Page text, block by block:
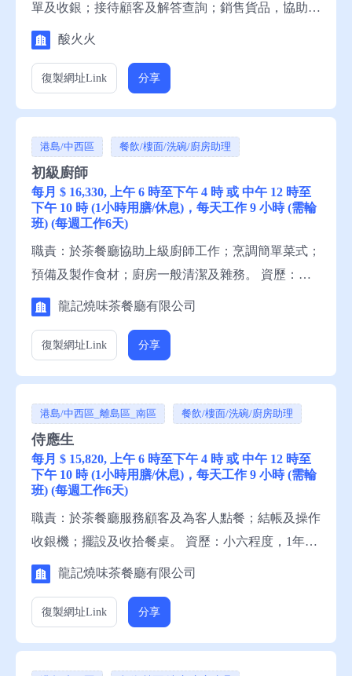
單及收銀；接待顧客及解答查詢；銷售貨品，協助店
鋪營運；產品使用示範；存貨盤點。 （註：職務不
度，1年有關工作經驗，一般粵語，略懂英語，一般
酸火火
復製網址Link 分享
港島/中西區 餐飲/樓面/洗碗/廚房助理
初級廚師
每月 $ 16,330, 上午 6 時至下午 4 時 或 中午 12 時至
下午 10 時 (1小時用膳/休息)，每天工作 9 小時 (需輪
班) (每週工作6天)
職責：於茶餐廳協助上級廚師工作；烹調簡單菜式；
預備及製作食材；廚房一般清潔及雜務。 資歷：小
六程度，1年有關工作經驗，一般粵語，略懂英語，
請聯絡就業中心職員，或電話就業服務熱線安排轉
龍記燒味茶餐廳有限公司
復製網址Link 分享
港島/中西區_離島區_南區 餐飲/樓面/洗碗/廚房助理
侍應生
每月 $ 15,820, 上午 6 時至下午 4 時 或 中午 12 時至
下午 10 時 (1小時用膳/休息)，每天工作 9 小時 (需輪
班) (每週工作6天)
職責：於茶餐廳服務顧客及為客人點餐；結帳及操作
收銀機；擺設及收拾餐桌。 資歷：小六程度，1年有
關工作經驗，一般粵語，一般英語，一般中文讀寫，
員，或電話就業服務熱線安排轉介。 備註：這是補
龍記燒味茶餐廳有限公司
復製網址Link 分享